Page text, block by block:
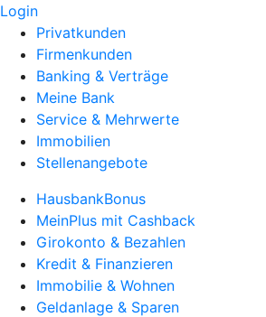
Login
Privatkunden
Firmenkunden
Banking & Verträge
Meine Bank
Service & Mehrwerte
Immobilien
Stellenangebote
HausbankBonus
MeinPlus mit Cashback
Girokonto & Bezahlen
Kredit & Finanzieren
Immobilie & Wohnen
Geldanlage & Sparen